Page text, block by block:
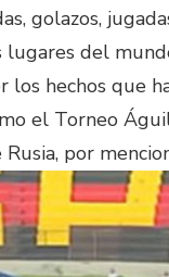
golazos,
del
los hechos que
el Torneo
por